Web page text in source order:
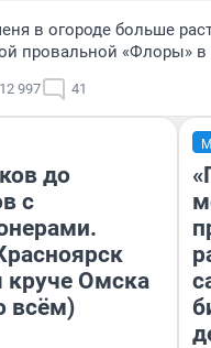
в огороде больше
провальной «Флоры» в
12 997 41
до
с
круче Омска
всём)